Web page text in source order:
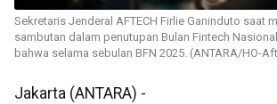
Sekretaris Jenderal AFTECH Firlie Ganinduto saat
sambutan dalam penutupan Bulan Fintech
bahwa selama sebulan BFN 2025. (ANTARA/HO-
Jakarta (ANTARA) -